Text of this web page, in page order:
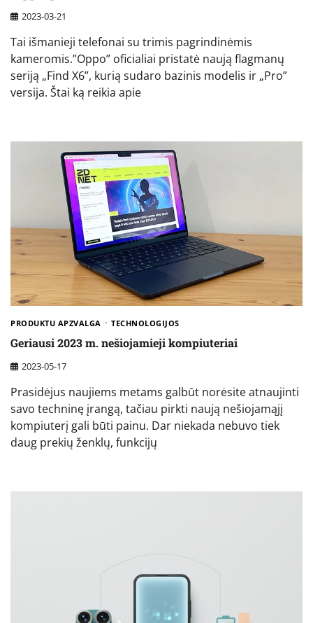
2023-03-21
Tai išmanieji telefonai su trimis pagrindinėmis
kameromis.”Oppo” oficialiai pristatė naują flagmanų
seriją „Find X6”, kurią sudaro bazinis modelis ir „Pro”
versija. Štai ką reikia apie
PRODUKTU APZVALGA TECHNOLOGIJOS
Geriausi 2023 m. nešiojamieji kompiuteriai
2023-05-17
Prasidėjus naujiems metams galbūt norėsite atnaujinti
savo techninę įrangą, tačiau pirkti naują nešiojamąjį
kompiuterį gali būti painu. Dar niekada nebuvo tiek
daug prekių ženklų, funkcijų